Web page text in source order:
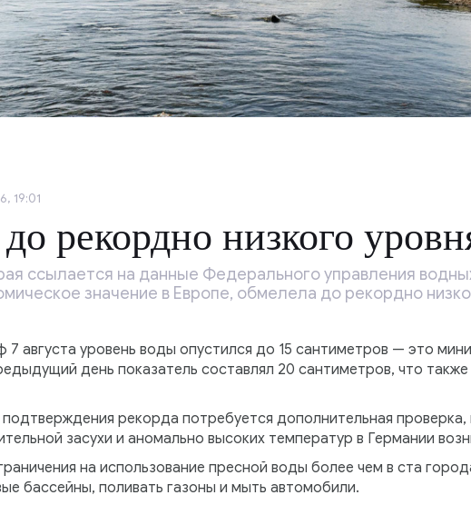
19:01
рекордно низкого
ссылается на данные Федерального управления
значение в Европе, обмелела до рекордно
августа уровень воды опустился до 15 сантиметров — это
день показатель составлял 20 сантиметров, что также
рекорда потребуется дополнительная
засухи и аномально высоких температур в Германии
на использование пресной воды более чем в ста
бассейны, поливать газоны и мыть автомобили.